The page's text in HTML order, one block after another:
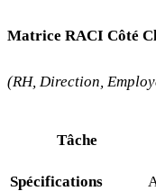
Matrice RACI Côté
(RH, Direction,
Tâche
Spécifications